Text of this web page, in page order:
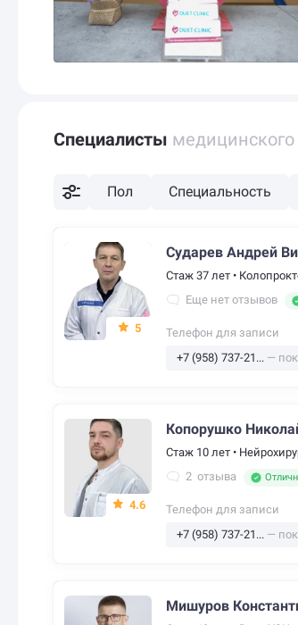
Специалисты
Пол Специальность
5
Сударев Андрей
Стаж 37 лет •
Еще нет отзывов
Телефон для записи
+7 (958) 737-21... —
4.6
Копорушко
Стаж 10 лет •
2 отзыва
Телефон для записи
+7 (958) 737-21... —
Мишуров